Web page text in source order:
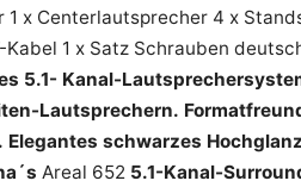
x Centerlautsprecher 4 x
1 x Satz Schrauben
5.1- Kanal-
Lautsprechern.
Elegantes schwarzes
Areal 652 5.1-Kanal-